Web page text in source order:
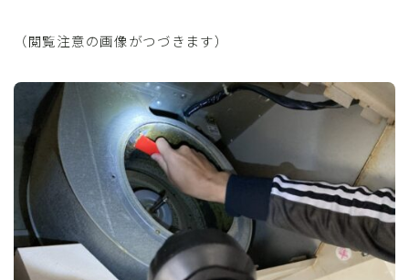
（閲覧注意の画像がつづきます）